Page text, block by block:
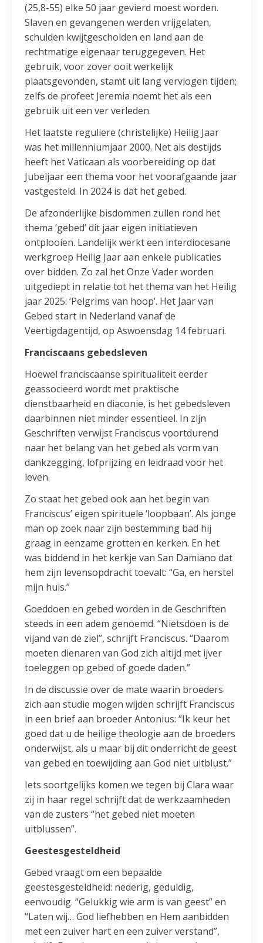
(25,8-55) elke 50 jaar gevierd moest worden.
Slaven en gevangenen werden vrijgelaten,
schulden kwijtgescholden en land aan de
rechtmatige eigenaar teruggegeven. Het
gebruik, voor zover ooit werkelijk
plaatsgevonden, stamt uit lang vervlogen tijden;
zelfs de profeet Jeremia noemt het als een
gebruik uit een ver verleden.
Het laatste reguliere (christelijke) Heilig Jaar
was het millenniumjaar 2000. Net als destijds
heeft het Vaticaan als voorbereiding op dat
Jubeljaar een thema voor het voorafgaande jaar
vastgesteld. In 2024 is dat het gebed.
De afzonderlijke bisdommen zullen rond het
thema ‘gebed’ dit jaar eigen initiatieven
ontplooien. Landelijk werkt een interdiocesane
werkgroep Heilig Jaar aan enkele publicaties
over bidden. Zo zal het Onze Vader worden
uitgediept in relatie tot het thema van het Heilig
jaar 2025: ‘Pelgrims van hoop’. Het Jaar van
Gebed start in Nederland vanaf de
Veertigdagentijd, op Aswoensdag 14 februari.
Franciscaans gebedsleven
Hoewel franciscaanse spiritualiteit eerder
geassocieerd wordt met praktische
dienstbaarheid en diaconie, is het gebedsleven
daarbinnen niet minder essentieel. In zijn
Geschriften verwijst Franciscus voortdurend
naar het belang van het gebed als vorm van
dankzegging, lofprijzing en leidraad voor het
leven.
Zo staat het gebed ook aan het begin van
Franciscus’ eigen spirituele ‘loopbaan’. Als jonge
man op zoek naar zijn bestemming bad hij
graag in eenzame grotten en kerken. En het
was biddend in het kerkje van San Damiano dat
hem zijn levensopdracht toevalt: “Ga, en herstel
mijn huis.”
Goeddoen en gebed worden in de Geschriften
steeds in een adem genoemd. “Nietsdoen is de
vijand van de ziel”, schrijft Franciscus. “Daarom
moeten dienaren van God zich altijd met ijver
toeleggen op gebed of goede daden.”
In de discussie over de mate waarin broeders
zich aan studie mogen wijden schrijft Franciscus
in een brief aan broeder Antonius: “Ik keur het
goed dat u de heilige theologie aan de broeders
onderwijst, als u maar bij dit onderricht de geest
van gebed en toewijding aan God niet uitblust.”
Iets soortgelijks komen we tegen bij Clara waar
zij in haar regel schrijft dat de werkzaamheden
van de zusters “het gebed niet moeten
uitblussen”.
Geestesgesteldheid
Gebed vraagt om een bepaalde
geestesgesteldheid: nederig, geduldig,
eenvoudig. “Gelukkig wie arm is van geest” en
“Laten wij… God liefhebben en Hem aanbidden
met een zuiver hart en een zuiver verstand”,